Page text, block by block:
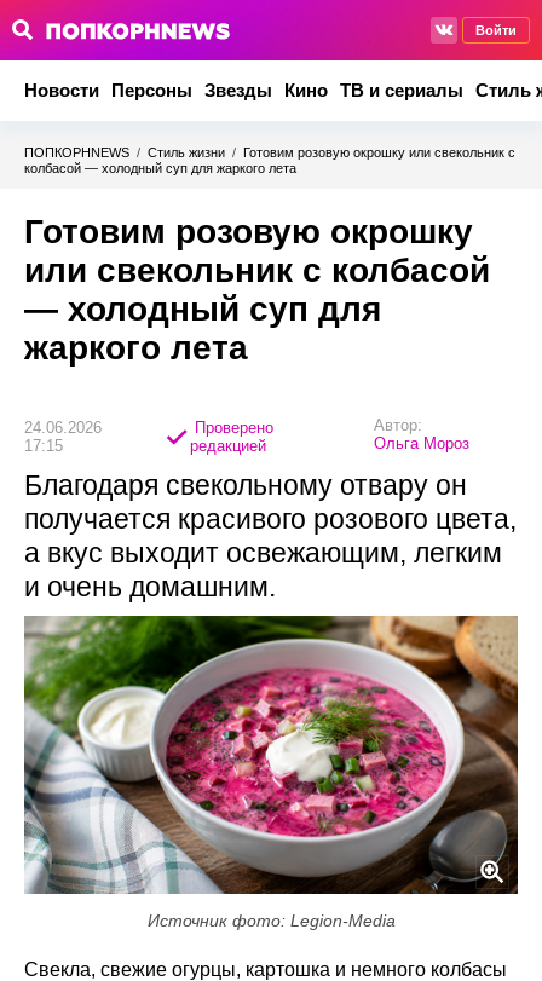
Войти
Новости Персоны Звезды Кино ТВ и сериалы Стиль
ПОПКОРНNEWS / Стиль жизни / Готовим розовую окрошку или свекольник с
колбасой — холодный суп для жаркого лета
Готовим розовую окрошку
или свекольник с колбасой
— холодный суп для
жаркого лета
24.06.2026
17:15
Проверено
редакцией
Автор:
Ольга Мороз
Благодаря свекольному отвару он
получается красивого розового цвета,
а вкус выходит освежающим, легким
и очень домашним.
Источник фото: Legion-Media
Свекла, свежие огурцы, картошка и немного колбасы